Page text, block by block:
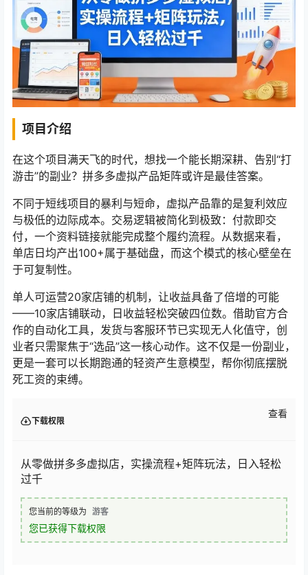
项目介绍
在这个项目满天飞的时代，想找一个能长期深耕、告别“打
游击”的副业？拼多多虚拟产品矩阵或许是最佳答案。
不同于短线项目的暴利与短命，虚拟产品靠的是复利效应
与极低的边际成本。交易逻辑被简化到极致：付款即交
付，一个资料链接就能完成整个履约流程。从数据来看，
单店日均产出100+属于基础盘，而这个模式的核心壁垒在
于可复制性。
单人可运营20家店铺的机制，让收益具备了倍增的可能
——10家店铺联动，日收益轻松突破四位数。借助官方合
作的自动化工具，发货与客服环节已实现无人化值守，创
业者只需聚焦于“选品”这一核心动作。这不仅是一份副业，
更是一套可以长期跑通的轻资产生意模型，帮你彻底摆脱
死工资的束缚。
下载权限
查看
从零做拼多多虚拟店，实操流程+矩阵玩法，日入轻松
过千
您当前的等级为 游客
您已获得下载权限